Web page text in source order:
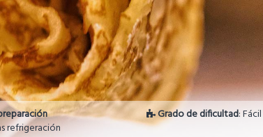
refrigeración
Grado de dificultad: Fácil